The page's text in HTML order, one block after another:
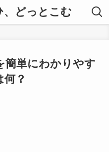
どっとこむ
簡単にわかりやす
何？